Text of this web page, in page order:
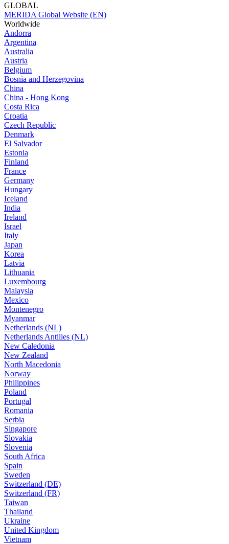
GLOBAL
MERIDA Global Website (EN)
Worldwide
Andorra
Argentina
Australia
Austria
Belgium
Bosnia and Herzegovina
China
China - Hong Kong
Costa Rica
Croatia
Czech Republic
Denmark
El Salvador
Estonia
Finland
France
Germany
Hungary
Iceland
India
Ireland
Israel
Italy
Japan
Korea
Latvia
Lithuania
Luxembourg
Malaysia
Mexico
Montenegro
Myanmar
Netherlands (NL)
Netherlands Antilles (NL)
New Caledonia
New Zealand
North Macedonia
Norway
Philippines
Poland
Portugal
Romania
Serbia
Singapore
Slovakia
Slovenia
South Africa
Spain
Sweden
Switzerland (DE)
Switzerland (FR)
Taiwan
Thailand
Ukraine
United Kingdom
Vietnam